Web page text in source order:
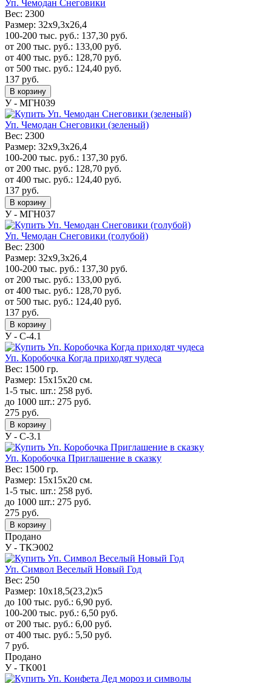
Уп. Чемодан Снеговики
Вес: 2300
Размер: 32х9,3х26,4
100-200 тыс. руб.: 137,30 руб.
от 200 тыс. руб.: 133,00 руб.
от 400 тыс. руб.: 128,70 руб.
от 500 тыс. руб.: 124,40 руб.
137 руб.
В корзину
У - МГН039
Уп. Чемодан Снеговики (зеленый)
Вес: 2300
Размер: 32х9,3х26,4
100-200 тыс. руб.: 137,30 руб.
от 200 тыс. руб.: 128,70 руб.
от 400 тыс. руб.: 124,40 руб.
137 руб.
В корзину
У - МГН037
Уп. Чемодан Снеговики (голубой)
Вес: 2300
Размер: 32х9,3х26,4
100-200 тыс. руб.: 137,30 руб.
от 200 тыс. руб.: 133,00 руб.
от 400 тыс. руб.: 128,70 руб.
от 500 тыс. руб.: 124,40 руб.
137 руб.
В корзину
У - C-4.1
Уп. Коробочка Когда приходят чудеса
Вес: 1500 гр.
Размер: 15х15х20 см.
1-5 тыс. шт.: 258 руб.
до 1000 шт.: 275 руб.
275 руб.
В корзину
У - C-3.1
Уп. Коробочка Приглашение в сказку
Вес: 1500 гр.
Размер: 15х15х20 см.
1-5 тыс. шт.: 258 руб.
до 1000 шт.: 275 руб.
275 руб.
В корзину
Продано
У - ТКЭ002
Уп. Символ Веселый Новый Год
Вес: 250
Размер: 10x18,5(23,2)x5
до 100 тыс. руб.: 6,90 руб.
100-200 тыс. руб.: 6,50 руб.
от 200 тыс. руб.: 6,00 руб.
от 400 тыс. руб.: 5,50 руб.
7 руб.
Продано
У - ТК001